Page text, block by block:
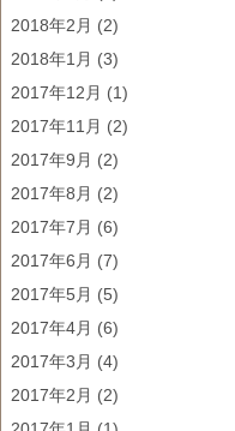
2018年2月 (2)
2018年1月 (3)
2017年12月 (1)
2017年11月 (2)
2017年9月 (2)
2017年8月 (2)
2017年7月 (6)
2017年6月 (7)
2017年5月 (5)
2017年4月 (6)
2017年3月 (4)
2017年2月 (2)